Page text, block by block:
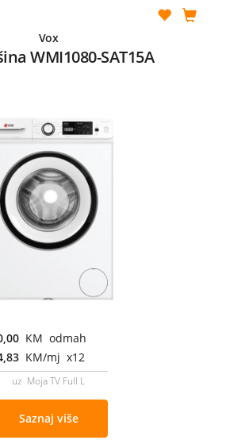
Vox
WMI1080-SAT15A
KM odmah
KM/mj x12
uz Moja TV Full L
Saznaj više